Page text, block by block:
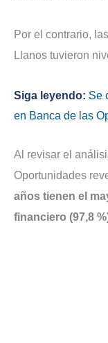
Por el contrario,
Llanos tuvieron
Siga leyendo: Se
en Banca de las
Al revisar el
Oportunidades
años tienen el
financiero (97,8